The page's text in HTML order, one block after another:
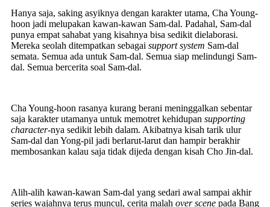
Hanya saja, saking asyiknya dengan karakter utama, Cha Young-
hoon jadi melupakan kawan-kawan Sam-dal. Padahal, Sam-dal
punya empat sahabat yang kisahnya bisa sedikit dielaborasi.
Mereka seolah ditempatkan sebagai support system Sam-dal
semata. Semua ada untuk Sam-dal. Semua siap melindungi Sam-
dal. Semua bercerita soal Sam-dal.
Cha Young-hoon rasanya kurang berani meninggalkan sebentar
saja karakter utamanya untuk memotret kehidupan supporting
character-nya sedikit lebih dalam. Akibatnya kisah tarik ulur
Sam-dal dan Yong-pil jadi berlarut-larut dan hampir berakhir
membosankan kalau saja tidak dijeda dengan kisah Cho Jin-dal.
Alih-alih kawan-kawan Sam-dal yang sedari awal sampai akhir
series wajahnya terus muncul, cerita malah over scene pada Bang